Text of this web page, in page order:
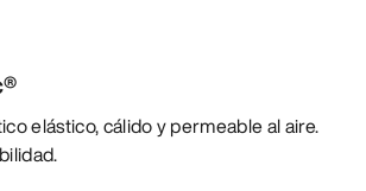
elástico, cálido y permeable al aire.